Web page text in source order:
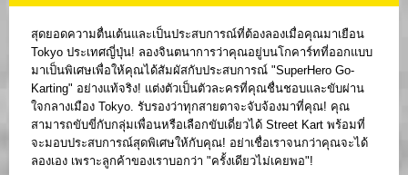
สุดยอดความตื่นเต้นและเป็นประสบการณ์ที่ต้องลองเมื่อคุณมาเยือน
Tokyo ประเทศญี่ปุ่น! ลองจินตนาการว่าคุณอยู่บนโกคาร์ทที่ออกแบบ
มาเป็นพิเศษเพื่อให้คุณได้สัมผัสกับประสบการณ์ "SuperHero Go-
Karting" อย่างแท้จริง! แต่งตัวเป็นตัวละครที่คุณชื่นชอบและขับผ่าน
ใจกลางเมือง Tokyo. รับรองว่าทุกสายตาจะจับจ้องมาที่คุณ! คุณ
สามารถขับขี่กับกลุ่มเพื่อนหรือเลือกขับเดี่ยวได้ Street Kart พร้อมที่
จะมอบประสบการณ์สุดพิเศษให้กับคุณ! อย่าเชื่อเราจนกว่าคุณจะได้
ลองเอง เพราะลูกค้าของเราบอกว่า "ครั้งเดียวไม่เคยพอ"!